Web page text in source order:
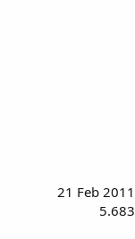
21 Feb 2011
5.683